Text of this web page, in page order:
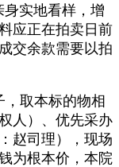
实地看样，增
应正在拍卖日前
交余款需要以拍
取本标的物相
人）、优先采办
赵司理），现场
为根本价，本院